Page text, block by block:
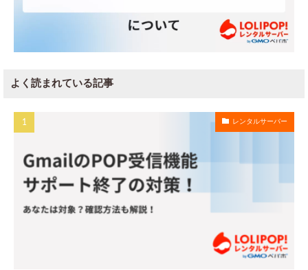
よく読まれている記事
レンタルサーバー